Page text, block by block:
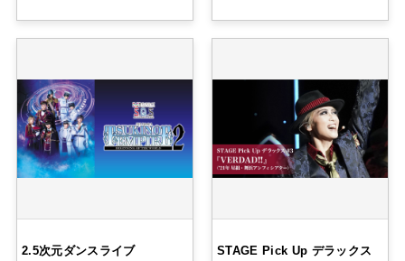
2.5次元ダンスライブ
STAGE Pick Up デラックス